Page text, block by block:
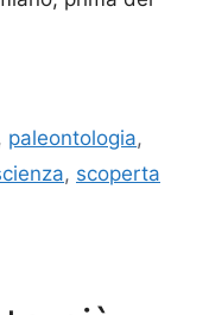
, paleontologia,
, scoperta